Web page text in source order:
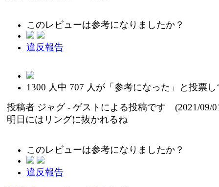
このレビューは参考になりましたか？
違反報告
1300 人中 707 人が「参考になった」と投票
投稿者 ジャグ- ゲストによる投稿です (2021/09/
明日にはリングに抜かれるね
このレビューは参考になりましたか？
違反報告